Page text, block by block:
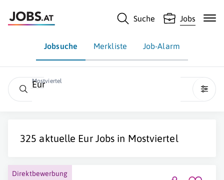
Suche Jobs
Jobsuche Merkliste Job-Alarm
Mostviertel
Eur
325 aktuelle EurJobs in Mostviertel
Direktbewerbung